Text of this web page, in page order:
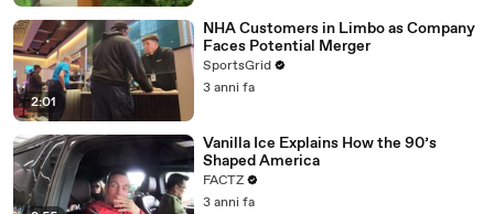
2:01
NHA Customers in Limbo as Company
Faces Potential Merger
SportsGrid
3 anni fa
Vanilla Ice Explains How the 90’s
Shaped America
FACTZ
3 anni fa